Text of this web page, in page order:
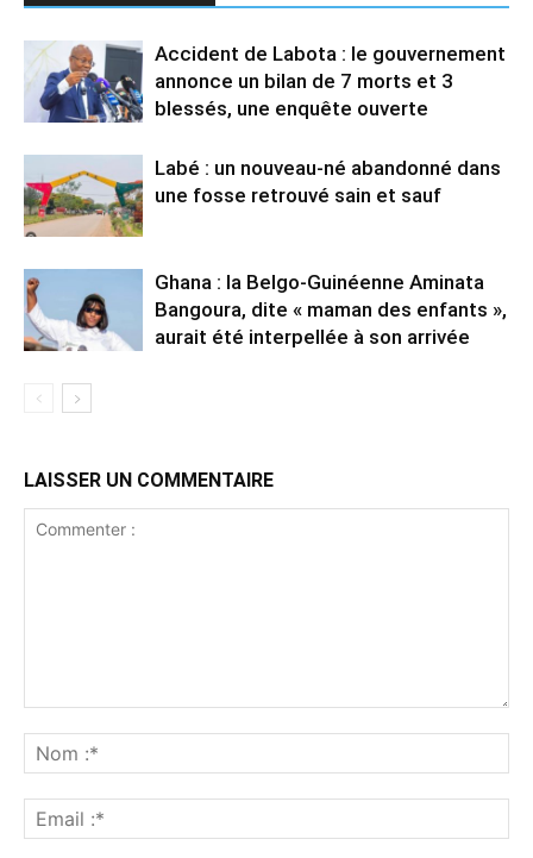
Accident de Labota : le gouvernement
annonce un bilan de 7 morts et 3
blessés, une enquête ouverte
Labé : un nouveau-né abandonné dans
une fosse retrouvé sain et sauf
Ghana : la Belgo-Guinéenne Aminata
Bangoura, dite « maman des enfants »,
aurait été interpellée à son arrivée
LAISSER UN COMMENTAIRE